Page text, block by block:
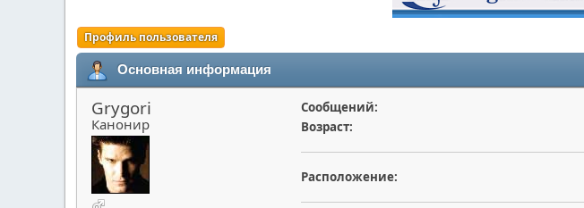
Профиль пользователя
Основная информация
Grygori
Канонир
Сообщений:
Возраст:
Расположение: